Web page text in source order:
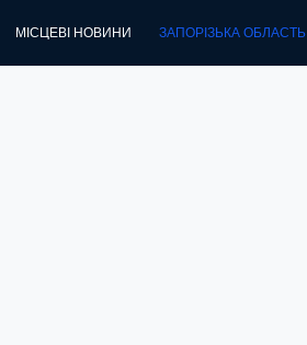
МІСЦЕВІ НОВИНИ ЗАПОРІЗЬКА ОБЛАСТЬ